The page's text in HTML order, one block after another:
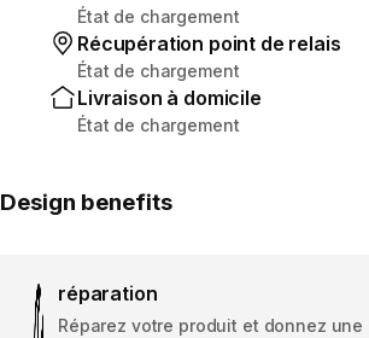
État de chargement
Récupération point de relais
État de chargement
Livraison à domicile
État de chargement
Design benefits
réparation
Réparez votre produit et donnez une